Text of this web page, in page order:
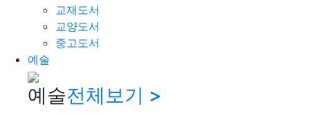
교재도서
교양도서
중고도서
예술
예술전체보기 >